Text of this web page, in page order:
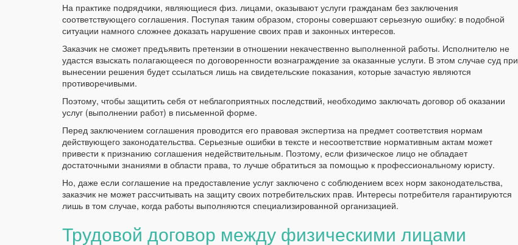
На практике подрядчики, являющиеся физ. лицами, оказывают услуги гражданам без заключения
соответствующего соглашения. Поступая таким образом, стороны совершают серьезную ошибку: в подобной
ситуации намного сложнее доказать нарушение своих прав и законных интересов.
Заказчик не сможет предъявить претензии в отношении некачественно выполненной работы. Исполнителю не
удастся взыскать полагающееся по договоренности вознаграждение за оказанные услуги. В этом случае суд при
вынесении решения будет ссылаться лишь на свидетельские показания, которые зачастую являются
противоречивыми.
Поэтому, чтобы защитить себя от неблагоприятных последствий, необходимо заключать договор об оказании
услуг (выполнении работ) в письменной форме.
Перед заключением соглашения проводится его правовая экспертиза на предмет соответствия нормам
действующего законодательства. Серьезные ошибки в тексте и несоответствие нормативным актам может
привести к признанию соглашения недействительным. Поэтому, если физическое лицо не обладает
достаточными знаниями в области права, то лучше обратиться за помощью к профессиональному юристу.
Но, даже если соглашение на предоставление услуг заключено с соблюдением всех норм законодательства,
заказчик не может рассчитывать на защиту своих потребительских прав. Интересы потребителя гарантируются
лишь в том случае, когда работы выполняются специализированной организацией.
Трудовой договор между физическими лицами